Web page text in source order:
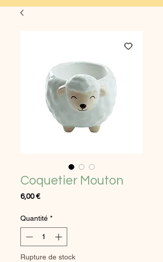
Coquetier Mouton
6,00 €Prix
Quantité *
Rupture de stock